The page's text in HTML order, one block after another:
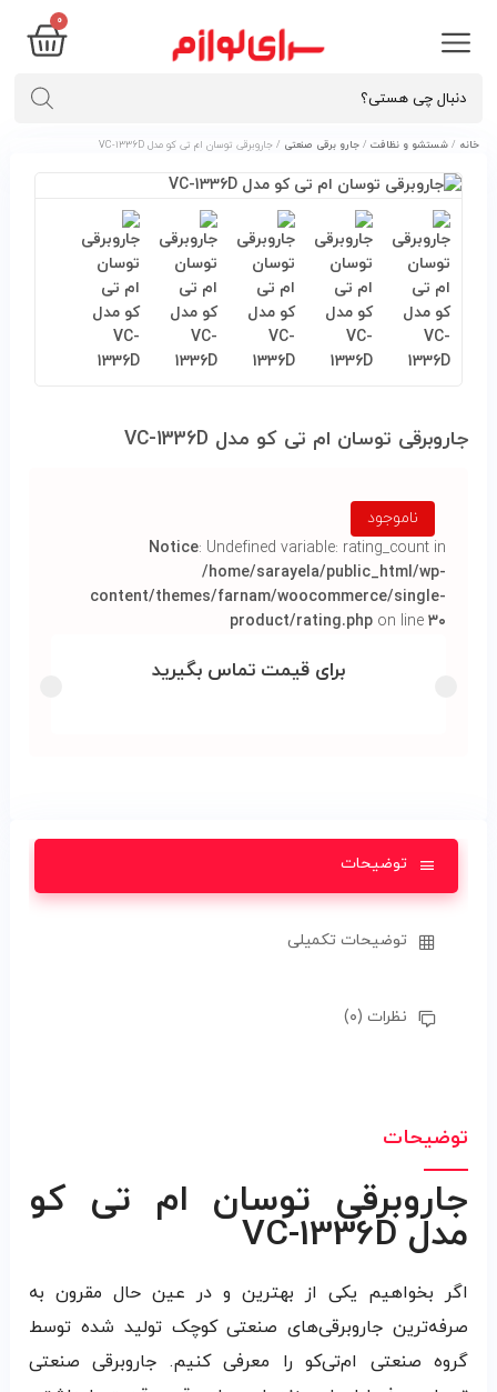
۰
خانه / شستشو و نظافت/ جارو برقی صنعتی / جاروبرقی توسان ام تی کو مدل VC-1336D
جاروبرقی توسان ام تی کو مدل VC-1336D
ناموجود
Notice: Undefined variable: rating_count in
/home/sarayela/public_html/wp-
content/themes/farnam/woocommerce/single-
product/rating.php on line۳۰
برای قیمت تماس بگیرید
توضیحات
توضیحات تکمیلی
نظرات (۰)
توضیحات
جاروبرقی توسان ام تی کو
مدل VC-1336D
اگر بخواهیم یکی از بهترین و در عین حال مقرون به
صرفه‌ترین جاروبرقی‌های صنعتی کوچک تولید شده توسط
گروه صنعتی ام‌تی‌کو را معرفی کنیم. جاروبرقی صنعتی